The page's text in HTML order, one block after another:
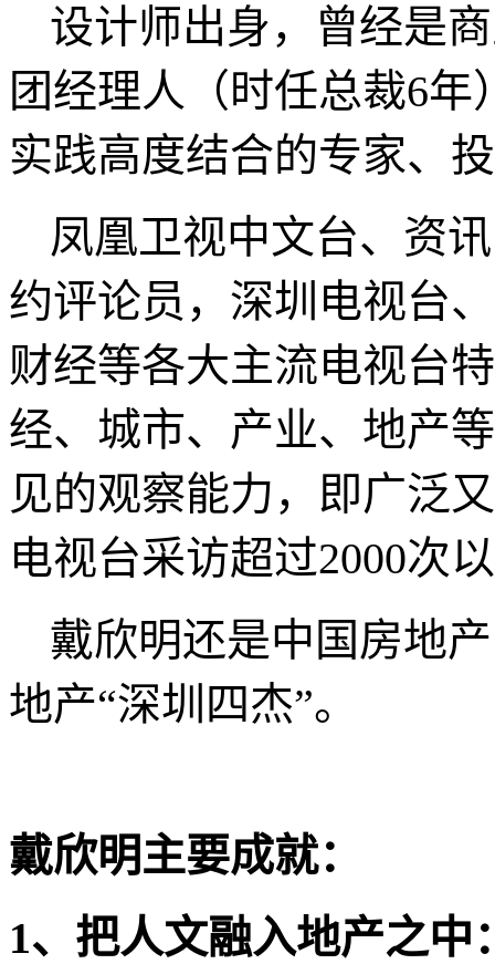
设计师出身，曾经是
团经理人（时任总裁6年
实践高度结合的专家、
凤凰卫视中文台、资
约评论员，深圳电视台
财经等各大主流电视台
经、城市、产业、地产
见的观察能力，即广泛
电视台采访超过2000次
戴欣明还是中国房地
地产“深圳四杰”。
戴欣明主要成就：
1、把人文融入地产之中